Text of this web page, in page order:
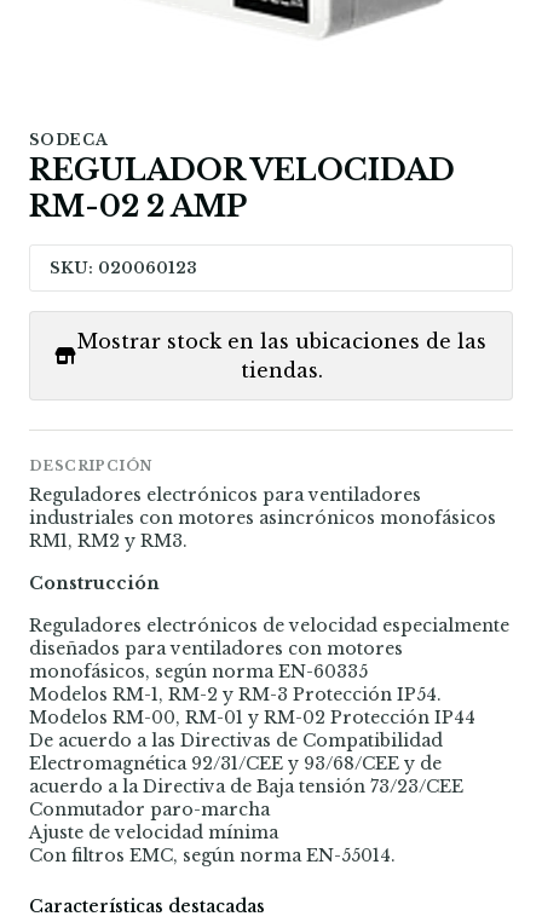
SODECA
REGULADOR VELOCIDAD
RM-02 2 AMP
SKU: 020060123
Mostrar stock en las ubicaciones de las
tiendas.
DESCRIPCIÓN
Reguladores electrónicos para ventiladores
industriales con motores asincrónicos monofásicos
RM1, RM2 y RM3.
Construcción
Reguladores electrónicos de velocidad especialmente
diseñados para ventiladores con motores
monofásicos, según norma EN-60335
Modelos RM-1, RM-2 y RM-3 Protección IP54.
Modelos RM-00, RM-01 y RM-02 Protección IP44
De acuerdo a las Directivas de Compatibilidad
Electromagnética 92/31/CEE y 93/68/CEE y de
acuerdo a la Directiva de Baja tensión 73/23/CEE
Conmutador paro-marcha
Ajuste de velocidad mínima
Con filtros EMC, según norma EN-55014.
Características destacadas